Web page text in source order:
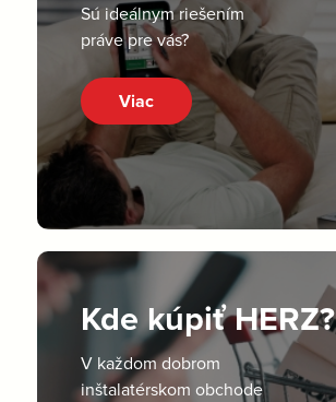
Sú ideálnym riešením
práve pre vás?
Viac
Kde kúpiť HERZ?
V každom dobrom
inštalatérskom obchode